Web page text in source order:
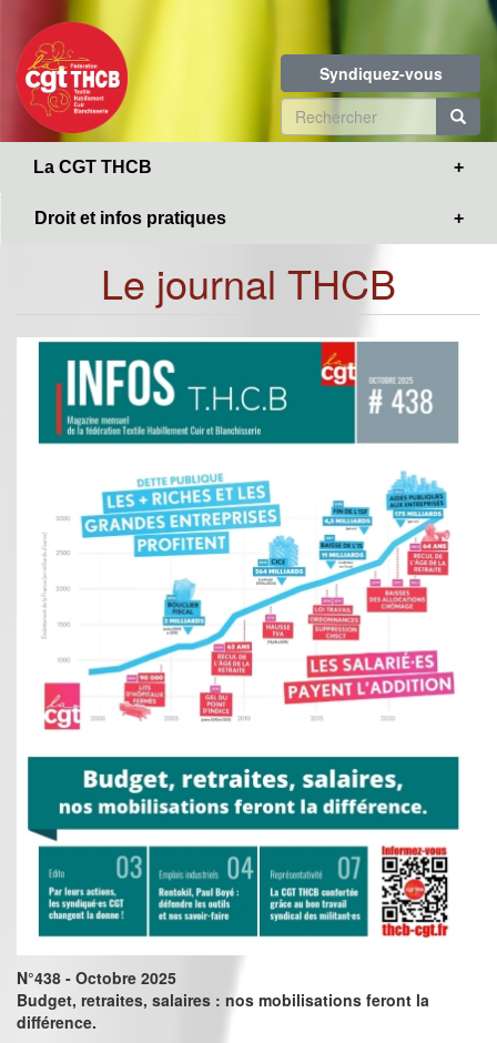
contenu
principal
Syndiquez-vous
Formulaire
de
La CGT THCB
Droit et infos pratiques
Le journal THCB
N°438 - Octobre 2025
Budget, retraites, salaires : nos mobilisations feront la
différence.